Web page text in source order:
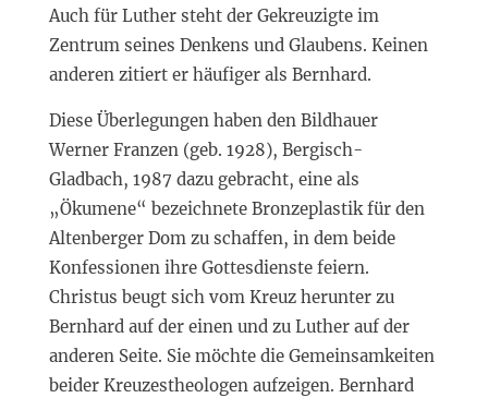
Auch für Luther steht der Gekreuzigte im
Zentrum seines Denkens und Glaubens. Keinen
anderen zitiert er häufiger als Bernhard.
Diese Überlegungen haben den Bildhauer
Werner Franzen (geb. 1928), Bergisch-
Gladbach, 1987 dazu gebracht, eine als
„Ökumene“ bezeichnete Bronzeplastik für den
Altenberger Dom zu schaffen, in dem beide
Konfessionen ihre Gottesdienste feiern.
Christus beugt sich vom Kreuz herunter zu
Bernhard auf der einen und zu Luther auf der
anderen Seite. Sie möchte die Gemeinsamkeiten
beider Kreuzestheologen aufzeigen. Bernhard